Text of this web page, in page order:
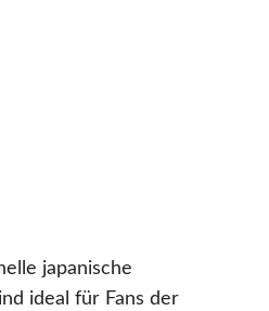
japanische
ideal für Fans der